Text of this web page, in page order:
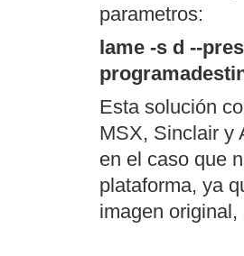
parametros:
lame -s d --
Esta solución
MSX, Sinclair y
en el caso que
plataforma, ya
imagen